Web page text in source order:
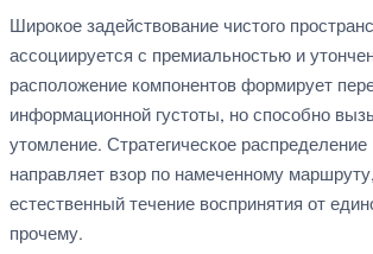
Широкое задействование чистого
ассоциируется с премиальностью и
расположение компонентов формирует
информационной густоты, но способно
утомление. Стратегическое распределение
направляет взор по намеченному
естественный течение воспринятия от
прочему.